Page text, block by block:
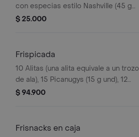
con especias estilo Nashville (45 g
und), sirope de miel picante. Imagen
$ 25.000
Frispicada
10 Alitas (una alita equivale a un trozo
de ala), 15 Picanugys (15 g und), 12
tornados de pollo (12 g und), 15
$ 94.900
Frisnacks en caja